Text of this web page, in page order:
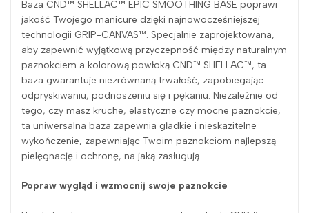
Baza CND™ SHELLAC™ EPIC SMOOTHING BASE poprawi
jakość Twojego manicure dzięki najnowocześniejszej
technologii GRIP-CANVAS™. Specjalnie zaprojektowana,
aby zapewnić wyjątkową przyczepność między naturalnym
paznokciem a kolorową powłoką CND™ SHELLAC™, ta
baza gwarantuje niezrównaną trwałość, zapobiegając
odpryskiwaniu, podnoszeniu się i pękaniu. Niezależnie od
tego, czy masz kruche, elastyczne czy mocne paznokcie,
ta uniwersalna baza zapewnia gładkie i nieskazitelne
wykończenie, zapewniając Twoim paznokciom najlepszą
pielęgnację i ochronę, na jaką zasługują.
Popraw wygląd i wzmocnij swoje paznokcie